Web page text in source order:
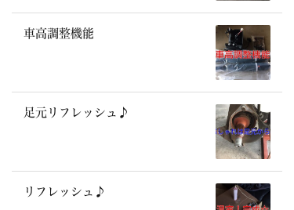
車高調整機能
足元リフレッシュ♪
リフレッシュ♪